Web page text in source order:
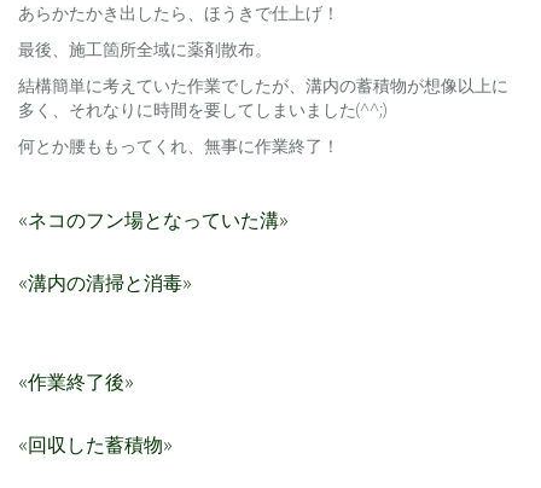
あらかたかき出したら、ほうきで仕上げ！
最後、施工箇所全域に薬剤散布。
結構簡単に考えていた作業でしたが、溝内の蓄積物が想像以上に
多く、それなりに時間を要してしまいました(^^;)
何とか腰ももってくれ、無事に作業終了！
«ネコのフン場となっていた溝»
«溝内の清掃と消毒»
«作業終了後»
«回収した蓄積物»